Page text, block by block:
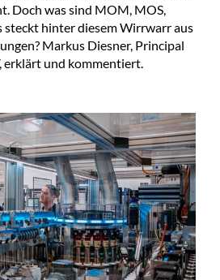
Doch was sind MOM, MOS,
steckt hinter diesem Wirrwarr aus
Markus Diesner, Principal
und kommentiert.